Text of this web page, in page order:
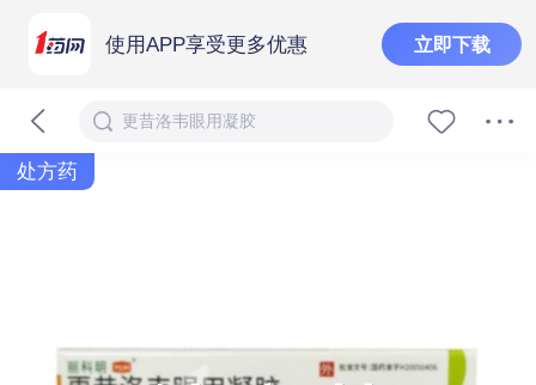
使用APP享受更多优惠 立即下载
更昔洛韦眼用凝胶
处方药